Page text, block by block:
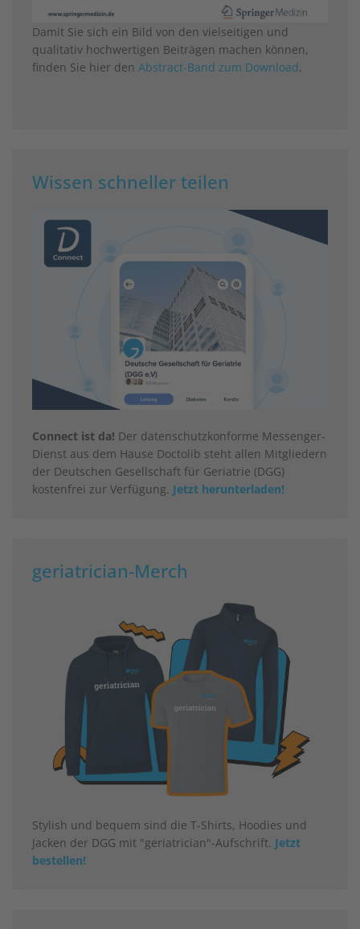
Damit Sie sich ein Bild von den vielseitigen und
qualitativ hochwertigen Beiträgen machen können,
finden Sie hier den Abstract-Band zum Download.
Wissen schneller teilen
Connect ist da! Der datenschutzkonforme Messenger-
Dienst aus dem Hause Doctolib steht allen Mitgliedern
der Deutschen Gesellschaft für Geriatrie (DGG)
kostenfrei zur Verfügung. Jetzt herunterladen!
geriatrician-Merch
Stylish und bequem sind die T-Shirts, Hoodies und
Jacken der DGG mit "geriatrician"-Aufschrift. Jetzt
bestellen!